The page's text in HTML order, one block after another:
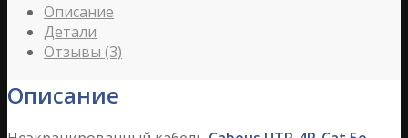
Описание
Детали
Отзывы (3)
Описание